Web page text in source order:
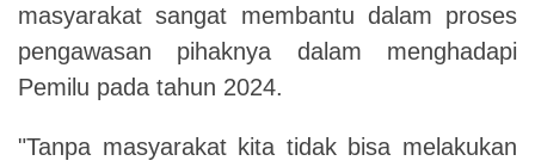
masyarakat sangat membantu dalam proses
pengawasan pihaknya dalam menghadapi
Pemilu pada tahun 2024.
"Tanpa masyarakat kita tidak bisa melakukan